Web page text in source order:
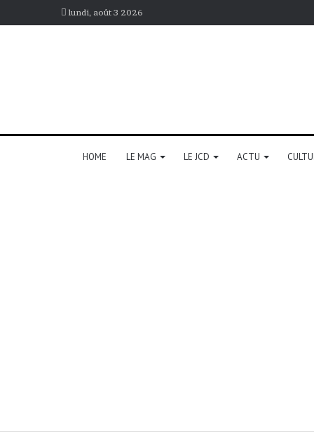
lundi, août 3 2026
HOME LE MAG LE JCD ACTU